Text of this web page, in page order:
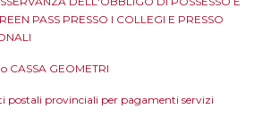
PASS PRESSO I COLLEGI E PRESSO
CASSA GEOMETRI
postali provinciali per pagamenti servizi